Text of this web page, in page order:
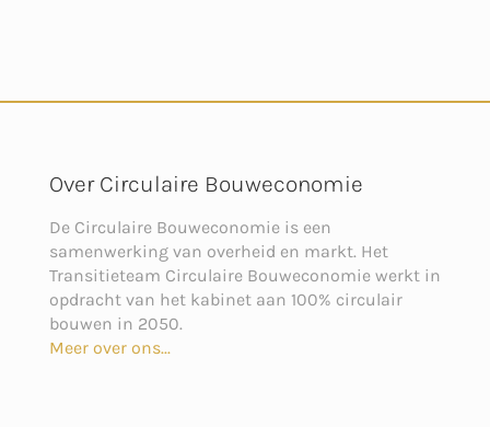
Over Circulaire Bouweconomie
De Circulaire Bouweconomie is een
samenwerking van overheid en markt. Het
Transitieteam Circulaire Bouweconomie werkt in
opdracht van het kabinet aan 100% circulair
bouwen in 2050.
Meer over ons...